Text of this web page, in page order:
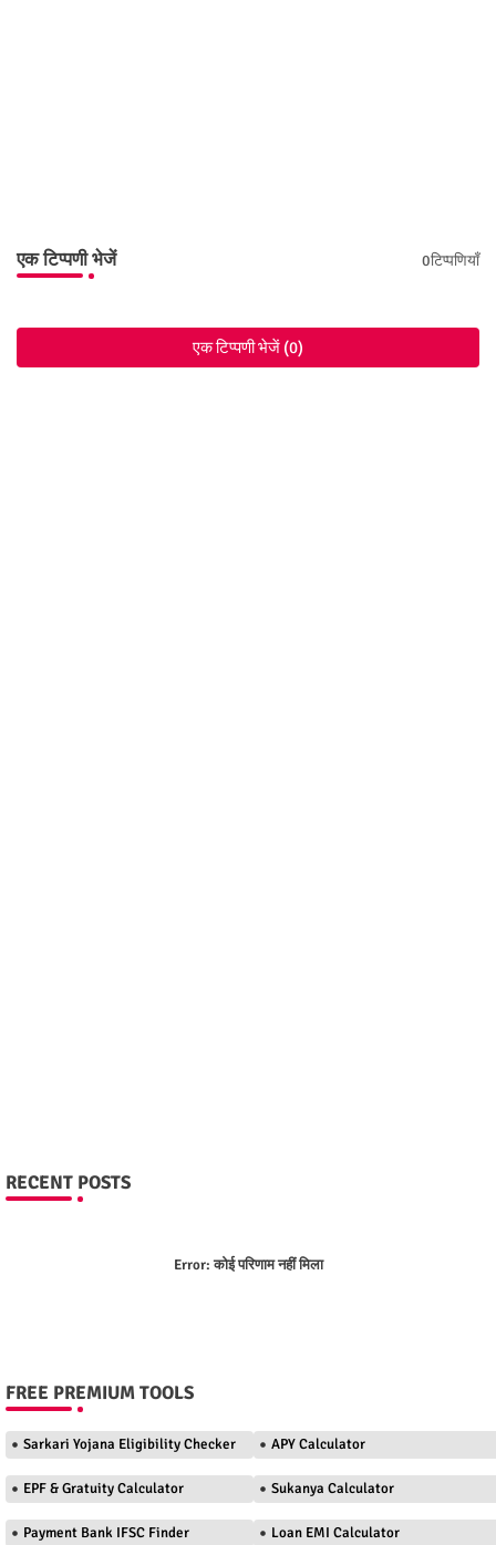
एक टिप्पणी भेजें 0टिप्पणियाँ
एक टिप्पणी भेजें (0)
RECENT POSTS
Error:कोई परिणाम नहीं मिला
FREE PREMIUM TOOLS
Sarkari Yojana Eligibility Checker APY Calculator
EPF & Gratuity Calculator Sukanya Calculator
Payment Bank IFSC Finder Loan EMI Calculator